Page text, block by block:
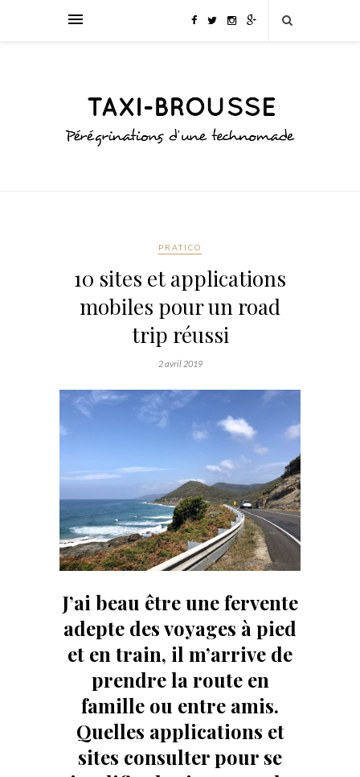
PRATICO
10 sites et applications
mobiles pour un road
trip réussi
2 avril 2019
J’ai beau être une fervente
adepte des voyages à pied
et en train, il m’arrive de
prendre la route en
famille ou entre amis.
Quelles applications et
sites consulter pour se